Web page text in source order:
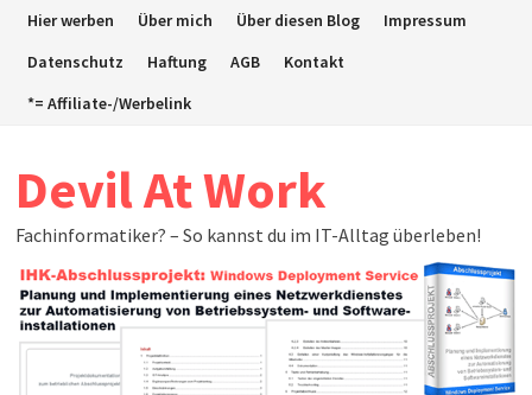
ZumHier werben Über mich Über diesen Blog
Impressum
Datenschutz
Haftung AGB
Kontakt
*= Affiliate-/Werbelink
Devil At Work
Fachinformatiker? – So kannst du im IT-Alltag überleben!